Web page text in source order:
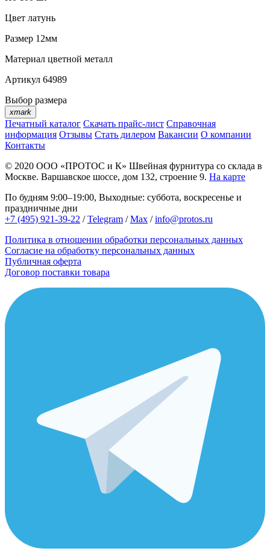
Цвет латунь
Размер 12мм
Материал цветной металл
Артикул 64989
Выбор размера
xmark
Печатный каталог Скачать прайс-лист Справочная
информация Отзывы Стать дилером Вакансии О компании
Контакты
© 2020 ООО «ПРОТОС и К» Швейная фурнитура со склада в
Москве. Варшавское шоссе, дом 132, строение 9. На карте
По будням 9:00–19:00, Выходные: суббота, воскресенье и
праздничные дни
+7 (495) 921-39-22 /Telegram /Max /info@protos.ru
Политика в отношении обработки персональных данных
Согласие на обработку персональных данных
Публичная оферта
Договор поставки товара